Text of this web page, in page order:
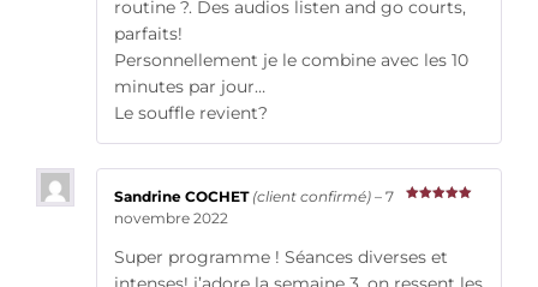
routine ?. Des audios listen and go courts,
parfaits!
Personnellement je le combine avec les 10
minutes par jour…
Le souffle revient?
Sandrine COCHET (client confirmé) – 7
novembre 2022
Super programme ! Séances diverses et